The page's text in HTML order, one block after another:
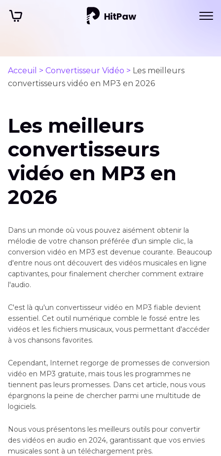
Acceuil > Convertisseur Vidéo > Les meilleurs
convertisseurs vidéo en MP3 en 2026
Les meilleurs
convertisseurs
vidéo en MP3 en
2026
Dans un monde où vous pouvez aisément obtenir la
mélodie de votre chanson préférée d'un simple clic, la
conversion vidéo en MP3 est devenue courante. Beaucoup
d'entre nous ont découvert des vidéos musicales en ligne
captivantes, pour finalement chercher comment extraire
l'audio.
C'est là qu'un convertisseur vidéo en MP3 fiable devient
essentiel. Cet outil numérique comble le fossé entre les
vidéos et les fichiers musicaux, vous permettant d'accéder
à vos chansons favorites.
Cependant, Internet regorge de promesses de conversion
vidéo en MP3 gratuite, mais tous les programmes ne
tiennent pas leurs promesses. Dans cet article, nous vous
épargnons la peine de chercher parmi une multitude de
logiciels.
Nous vous présentons les meilleurs outils pour convertir
des vidéos en audio en 2024, garantissant que vos envies
musicales sont à un téléchargement près.